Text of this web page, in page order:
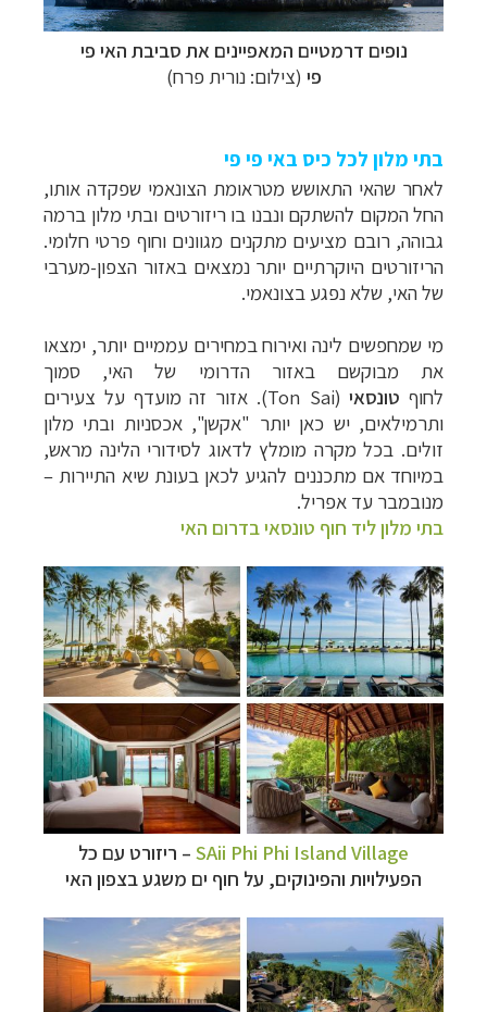
נופים דרמטיים המאפיינים את סביבת האי פי
פי (צילום: נורית פרח)
בתי מלון לכל כיס באי פי פי
לאחר שהאי התאושש מטראומת הצונאמי שפקדה אותו,
החל המקום להשתקם ונבנו בו ריזורטים ובתי מלון ברמה
גבוהה, רובם מציעים מתקנים מגוונים וחוף פרטי חלומי.
הריזורטים היוקרתיים יותר נמצאים באזור הצפון-מערבי
של האי, שלא נפגע בצונאמי.
מי שמחפשים לינה ואירוח במחירים עממיים יותר, ימצאו
את מבוקשם באזור הדרומי של האי, סמוך
לחוף טונסאי (
Ton Sai). אזור זה מועדף על צעירים
ותרמילאים, יש כאן יותר "אקשן", אכסניות ובתי מלון
זולים. בכל מקרה מומלץ לדאוג לסידורי הלינה מראש,
במיוחד אם מתכננים להגיע לכאן בעונת שיא התיירות –
מנובמבר עד אפריל.
בתי מלון ליד חוף טונסאי בדרום האי
SAii Phi Phi Island Village
– ריזורט עם כל
הפעילויות והפינוקים, על חוף ים משגע בצפון האי